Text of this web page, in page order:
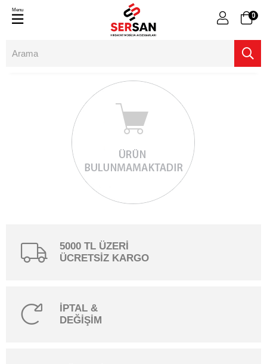
0
Menu
5000 TL ÜZERİ
ÜCRETSİZ KARGO
İPTAL &
DEĞİŞİM